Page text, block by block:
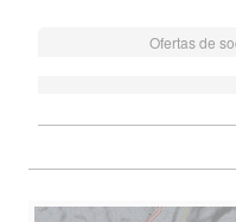
Ofertas de